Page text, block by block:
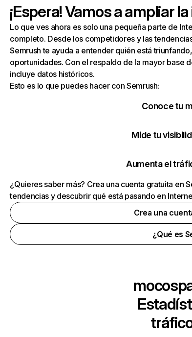
¡Espera! Vamos a ampliar
Lo que ves ahora es solo una pequeña parte de
completo. Desde los competidores y las
Semrush te ayuda a entender quién está
oportunidades. Con el respaldo de la mayor base
incluye datos históricos.
Esto es lo que puedes hacer con Semrush:
Conoce tu
Mide tu
Aumenta el
¿Quieres saber más? Crea una cuenta gratuita en
tendencias y descubrir qué está pasando en
Crea una
¿Qué es